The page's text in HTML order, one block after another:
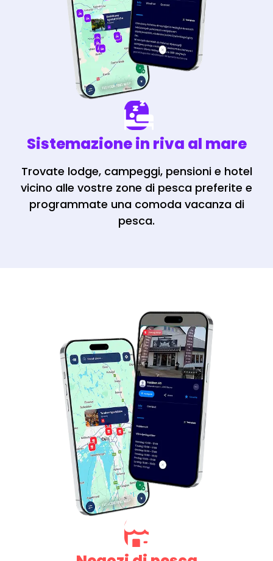
Sistemazione in riva al mare
Trovate lodge, campeggi, pensioni e hotel
vicino alle vostre zone di pesca preferite e
programmate una comoda vacanza di
pesca.